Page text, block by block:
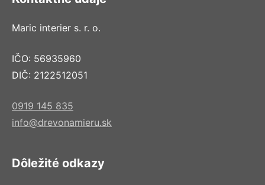
Maric interier s. r. o.
IČO: 56935960
DIČ: 2122512051
0919 145 835
info@drevonamieru.sk
Dôležité odkazy